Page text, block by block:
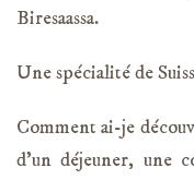
Biresaassa.
Une spécialité de
Comment ai-je
d’un déjeuner, une